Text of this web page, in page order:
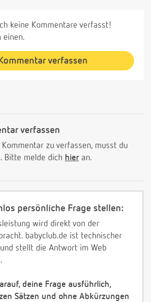
keine Kommentare verfasst!
einen.
verfassen
verfassen
zu verfassen, musst du
Bitte melde dich hier an.
persönliche Frage stellen:
wird direkt von der
babyclub.de ist technischer
stellt die Antwort im Web
deine Frage ausführlich,
Sätzen und ohne Abkürzungen